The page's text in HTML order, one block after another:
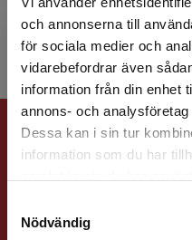
och annonserna till
för sociala medier och
vidarebefordrar även
information från din enhet
annons- och
Dessa kan i sin tur
information som du har
Nödvändig
Begränsad
Det verkar som att du
studentlitteratur.se
Vi erbjuder inte
att kunna slutföra ett
Studentlitteratur.